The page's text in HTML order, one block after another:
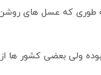
طوری که عسل های
ولی بعضی کشور ها